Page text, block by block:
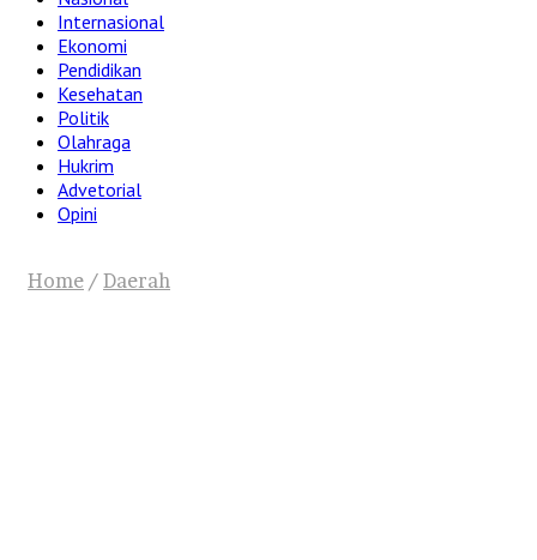
Internasional
Ekonomi
Pendidikan
Kesehatan
Politik
Olahraga
Hukrim
Advetorial
Opini
Home / Daerah